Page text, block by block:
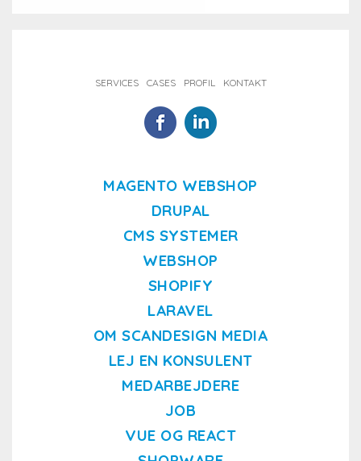
SERVICES CASES PROFIL KONTAKT
MAGENTO WEBSHOP
DRUPAL
CMS SYSTEMER
WEBSHOP
SHOPIFY
LARAVEL
OM SCANDESIGN MEDIA
LEJ EN KONSULENT
MEDARBEJDERE
JOB
VUE OG REACT